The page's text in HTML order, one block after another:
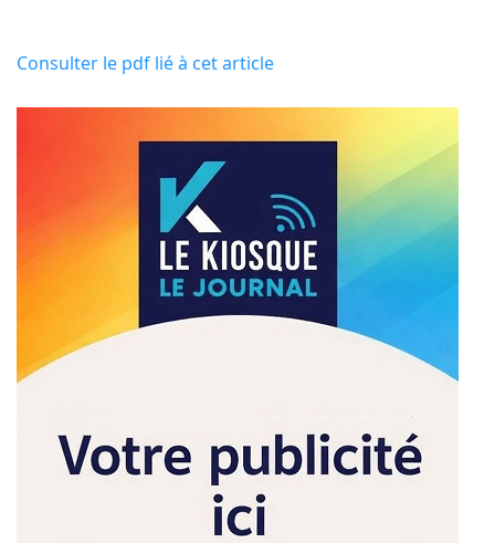
Consulter le pdf lié à cet article